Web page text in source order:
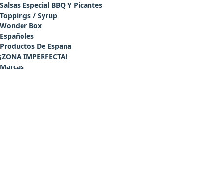
Salsas Especial BBQ Y Picantes
Toppings / Syrup
Wonder Box
Españoles
Productos De España
¡ZONA IMPERFECTA!
Marcas